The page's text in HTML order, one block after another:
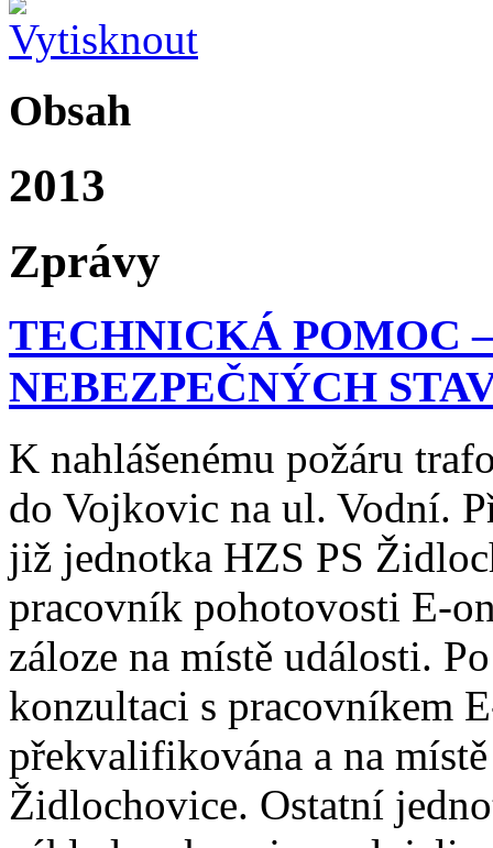
Obsah
2013
Zprávy
TECHNICKÁ POMOC
NEBEZPEČNÝCH
K nahlášenému požáru
do Vojkovic na ul. Vodní.
již jednotka HZS PS
pracovník pohotovosti E-
záloze na místě události.
konzultaci s pracovníkem
překvalifikována a na
Židlochovice. Ostatní